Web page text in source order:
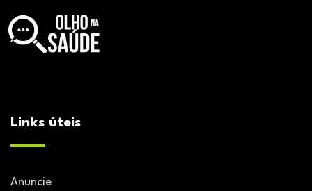
Links úteis
Anuncie